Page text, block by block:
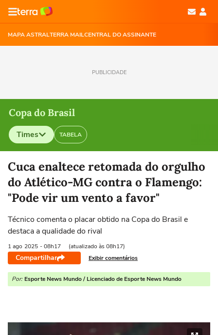
MAPA ASTRALTERRA MAILCENTRAL DO ASSINANTE
PUBLICIDADE
Copa do Brasil
Times TABELA
Selecione o time para ver as notícias
Cuca enaltece retomada do orgulho
do Atlético-MG contra o Flamengo:
"Pode vir um vento a favor"
Técnico comenta o placar obtido na Copa do Brasil e
destaca a qualidade do rival
1 ago 2025 - 08h17 (atualizado às 08h17)
Compartilhar Exibir comentários
Por: Esporte News Mundo / Licenciado de Esporte News Mundo